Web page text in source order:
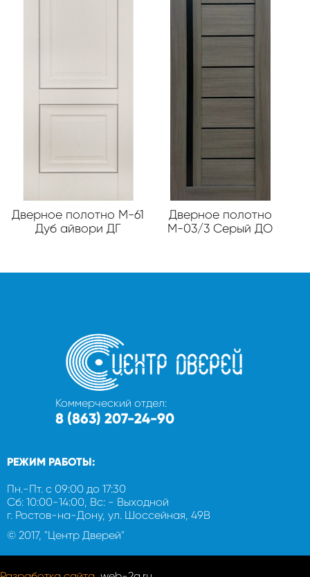
Дверное полотно М-61
Дуб айвори ДГ
Дверное полотно
М-03/3 Серый ДО
Коммерческий отдел:
8 (863) 207-24-90
РЕЖИМ РАБОТЫ:
Пн.-Пт. с 09:00 до 17:30
Сб: 10:00-14:00, Вс: - Выходной
г. Ростов-на-Дону, ул. Шоссейная, 49В
© 2017, "Центр Дверей"